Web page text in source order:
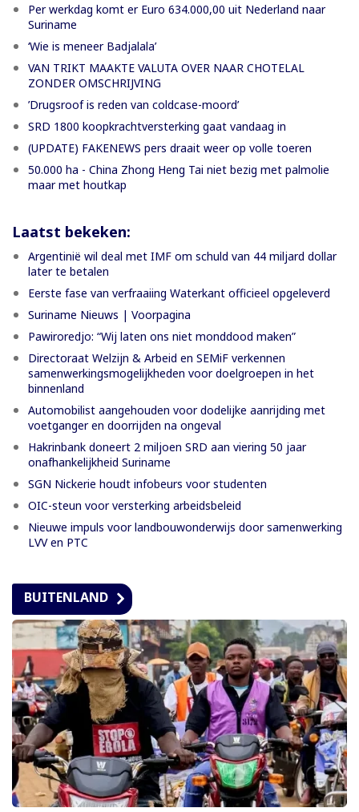
Per werkdag komt er Euro 634.000,00 uit Nederland naar
Suriname
‘Wie is meneer Badjalala’
VAN TRIKT MAAKTE VALUTA OVER NAAR CHOTELAL
ZONDER OMSCHRIJVING
’Drugsroof is reden van coldcase-moord’
SRD 1800 koopkrachtversterking gaat vandaag in
(UPDATE) FAKENEWS pers draait weer op volle toeren
50.000 ha - China Zhong Heng Tai niet bezig met palmolie
maar met houtkap
Laatst bekeken:
Argentinië wil deal met IMF om schuld van 44 miljard dollar
later te betalen
Eerste fase van verfraaiing Waterkant officieel opgeleverd
Suriname Nieuws | Voorpagina
Pawiroredjo: “Wij laten ons niet monddood maken”
Directoraat Welzijn & Arbeid en SEMiF verkennen
samenwerkingsmogelijkheden voor doelgroepen in het
binnenland
Automobilist aangehouden voor dodelijke aanrijding met
voetganger en doorrijden na ongeval
Hakrinbank doneert 2 miljoen SRD aan viering 50 jaar
onafhankelijkheid Suriname
SGN Nickerie houdt infobeurs voor studenten
OIC-steun voor versterking arbeidsbeleid
Nieuwe impuls voor landbouwonderwijs door samenwerking
LVV en PTC
BUITENLAND